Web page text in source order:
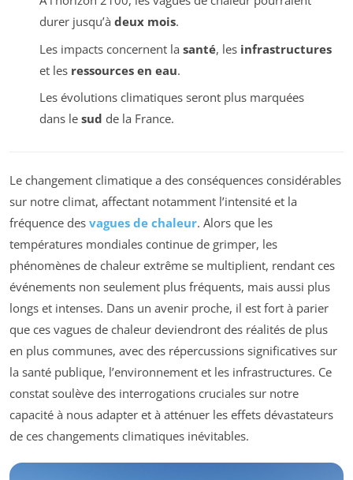
durer jusqu’à deux mois.
Les impacts concernent la santé, les infrastructures
et les ressources en eau.
Les évolutions climatiques seront plus marquées
dans le sud de la France.
Le changement climatique a des conséquences considérables
sur notre climat, affectant notamment l’intensité et la
fréquence des vagues de chaleur. Alors que les
températures mondiales continue de grimper, les
phénomènes de chaleur extrême se multiplient, rendant ces
événements non seulement plus fréquents, mais aussi plus
longs et intenses. Dans un avenir proche, il est fort à parier
que ces vagues de chaleur deviendront des réalités de plus
en plus communes, avec des répercussions significatives sur
la santé publique, l’environnement et les infrastructures. Ce
constat soulève des interrogations cruciales sur notre
capacité à nous adapter et à atténuer les effets dévastateurs
de ces changements climatiques inévitables.